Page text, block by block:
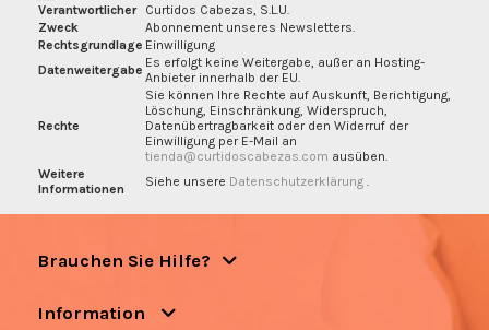
Verantwortlicher
Curtidos Cabezas, S.L.U.
Zweck
Abonnement unseres Newsletters.
Rechtsgrundlage Einwilligung
Datenweitergabe Es erfolgt keine Weitergabe, außer an Hosting-
Anbieter innerhalb der EU.
Rechte
Sie können Ihre Rechte auf Auskunft, Berichtigung,
Löschung, Einschränkung, Widerspruch,
Datenübertragbarkeit oder den Widerruf der
Einwilligung per E-Mail an
tienda@curtidoscabezas.com ausüben.
Weitere
Informationen
Siehe unsere Datenschutzerklärung
Brauchen Sie Hilfe?
Information